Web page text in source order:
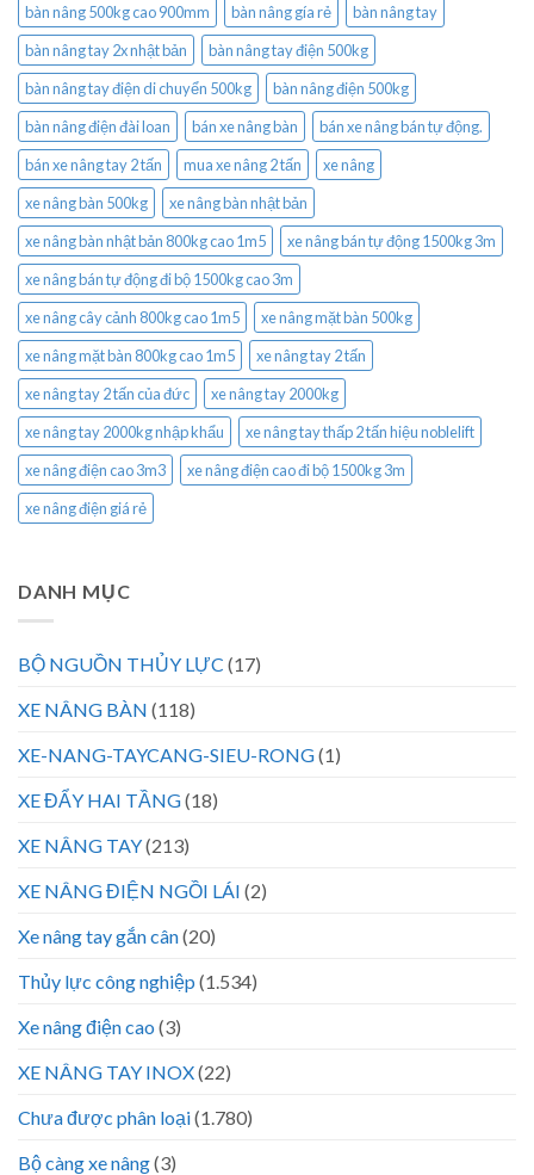
bàn nâng 500kg cao 900mm bàn nâng gía rẻ
bàn nâng tay
bàn nâng tay 2x nhật bản
bàn nâng tay điện 500kg
bàn nâng tay điện di chuyển 500kg
bàn nâng điện 500kg
bàn nâng điện đài loan
bán xe nâng bàn
bán xe nâng bán tự động.
bán xe nâng tay 2 tấn
mua xe nâng 2 tấn
xe nâng
xe nâng bàn 500kg
xe nâng bàn nhật bản
xe nâng bàn nhật bản 800kg cao 1m5
xe nâng bán tự động 1500kg 3m
xe nâng bán tự động đi bộ 1500kg cao 3m
xe nâng cây cảnh 800kg cao 1m5
xe nâng mặt bàn 500kg
xe nâng mặt bàn 800kg cao 1m5
xe nâng tay 2 tấn
xe nâng tay 2 tấn của đức
xe nâng tay 2000kg
xe nâng tay 2000kg nhập khẩu
xe nâng tay thấp 2 tấn hiệu noblelift
xe nâng điện cao 3m3
xe nâng điện cao đi bộ 1500kg 3m
xe nâng điện giá rẻ
DANH MỤC
BỘ NGUỒN THỦY LỰC (17)
XE NÂNG BÀN (118)
XE-NANG-TAYCANG-SIEU-RONG(1)
XE ĐẨY HAI TẦNG(18)
XE NÂNG TAY(213)
XE NÂNG ĐIỆN NGỒI LÁI (2)
Xe nâng tay gắn cân(20)
Thủy lực công nghiệp (1.534)
Xe nâng điện cao (3)
XE NÂNG TAY INOX(22)
Chưa được phân loại(1.780)
Bộ càng xe nâng(3)